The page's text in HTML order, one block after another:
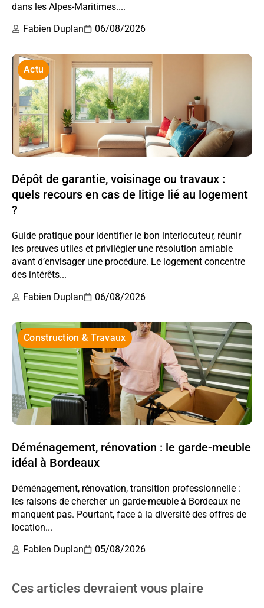
dans les Alpes-Maritimes....
Fabien Duplan
06/08/2026
Actu
Dépôt de garantie, voisinage ou travaux :
quels recours en cas de litige lié au logement
?
Guide pratique pour identifier le bon interlocuteur, réunir
les preuves utiles et privilégier une résolution amiable
avant d’envisager une procédure. Le logement concentre
des intérêts...
Fabien Duplan
06/08/2026
Construction & Travaux
Déménagement, rénovation : le garde-meuble
idéal à Bordeaux
Déménagement, rénovation, transition professionnelle :
les raisons de chercher un garde-meuble à Bordeaux ne
manquent pas. Pourtant, face à la diversité des offres de
location...
Fabien Duplan
05/08/2026
Ces articles devraient vous plaire